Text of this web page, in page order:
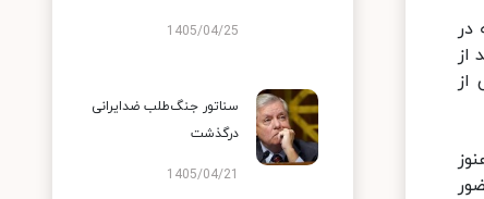
در
از
1405/04/25
سناتور جنگ‌طلب ضدایرانی
درگذشت
1405/04/21